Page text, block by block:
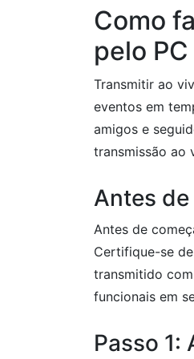
Como
pelo PC
Transmitir ao
eventos em
amigos e
transmissão ao
Antes
Antes de
Certifique-se
transmitido
funcionais em
Passo 1: